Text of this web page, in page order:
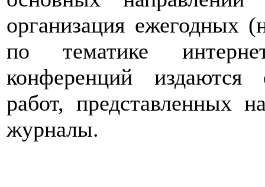
организация ежегодных
по тематике
конференций
работ, представленных
журналы.